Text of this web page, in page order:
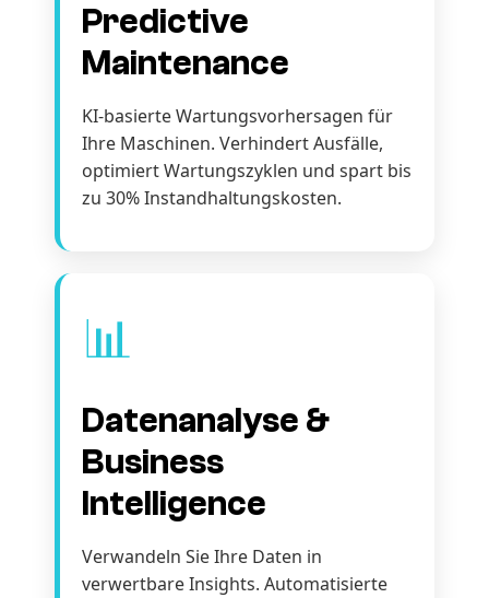
Predictive
Maintenance
KI-basierte Wartungsvorhersagen für
Ihre Maschinen. Verhindert Ausfälle,
optimiert Wartungszyklen und spart bis
zu 30% Instandhaltungskosten.
📊
Datenanalyse &
Business
Intelligence
Verwandeln Sie Ihre Daten in
verwertbare Insights. Automatisierte